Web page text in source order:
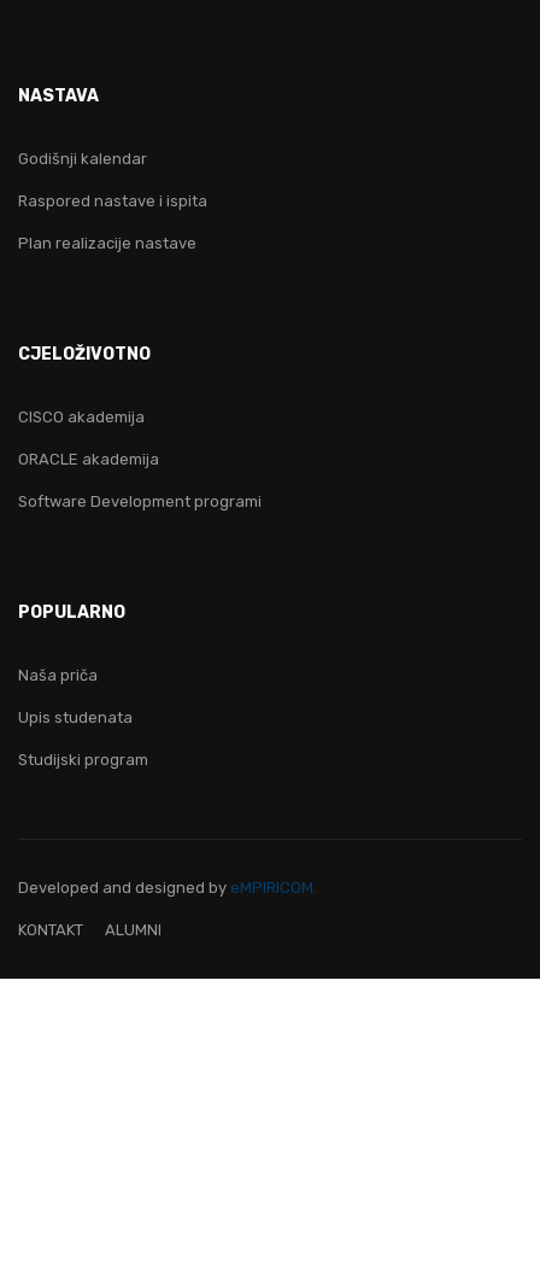
NASTAVA
Godišnji kalendar
Raspored nastave i ispita
Plan realizacije nastave
CJELOŽIVOTNO
CISCO akademija
ORACLE akademija
Software Development programi
POPULARNO
Naša priča
Upis studenata
Studijski program
Developed and designed by eMPIRICOM.
KONTAKT ALUMNI